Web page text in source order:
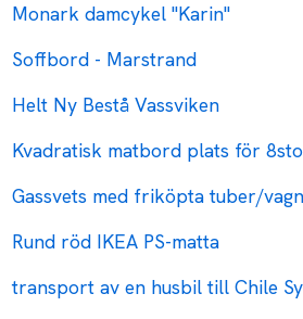
Monark damcykel "Karin"
Soffbord - Marstrand
Helt Ny Bestå Vassviken
Kvadratisk matbord plats för
Gassvets med friköpta tuber/
Rund röd IKEA PS-matta
transport av en husbil till Chile